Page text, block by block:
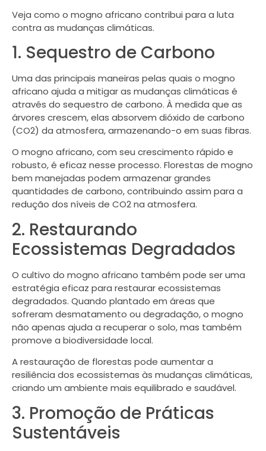
Veja como o mogno africano contribui para a luta
contra as mudanças climáticas.
1. Sequestro de Carbono
Uma das principais maneiras pelas quais o mogno
africano ajuda a mitigar as mudanças climáticas é
através do sequestro de carbono. À medida que as
árvores crescem, elas absorvem dióxido de carbono
(CO2) da atmosfera, armazenando-o em suas fibras.
O mogno africano, com seu crescimento rápido e
robusto, é eficaz nesse processo. Florestas de mogno
bem manejadas podem armazenar grandes
quantidades de carbono, contribuindo assim para a
redução dos níveis de CO2 na atmosfera.
2. Restaurando
Ecossistemas Degradados
O cultivo do mogno africano também pode ser uma
estratégia eficaz para restaurar ecossistemas
degradados. Quando plantado em áreas que
sofreram desmatamento ou degradação, o mogno
não apenas ajuda a recuperar o solo, mas também
promove a biodiversidade local.
A restauração de florestas pode aumentar a
resiliência dos ecossistemas às mudanças climáticas,
criando um ambiente mais equilibrado e saudável.
3. Promoção de Práticas
Sustentáveis